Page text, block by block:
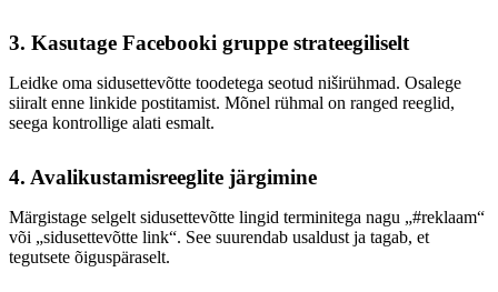
3. Kasutage Facebooki gruppe strateegiliselt
Leidke oma sidusettevõtte toodetega seotud niširühmad. Osalege
siiralt enne linkide postitamist. Mõnel rühmal on ranged reeglid,
seega kontrollige alati esmalt.
4. Avalikustamisreeglite järgimine
Märgistage selgelt sidusettevõtte lingid terminitega nagu „#reklaam“
või „sidusettevõtte link“. See suurendab usaldust ja tagab, et
tegutsete õiguspäraselt.